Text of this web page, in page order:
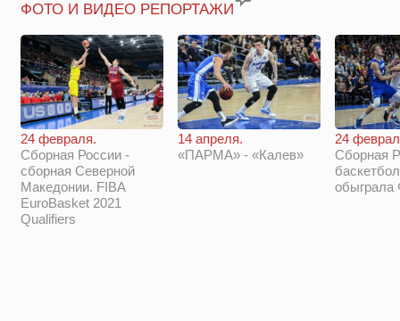
ФОТО И ВИДЕО РЕПОРТАЖИ
24 февраля.
Сборная России -
сборная Северной
Македонии. FIBA
EuroBasket 2021
Qualifiers
14 апреля.
«ПАРМА» - «Калев»
24
Сборная
обыграла